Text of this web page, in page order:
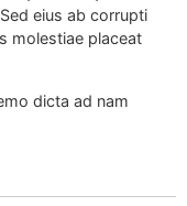
eius ab corrupti
molestiae placeat
dicta ad nam